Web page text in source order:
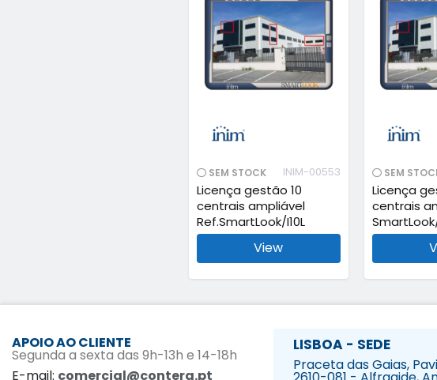
SEM STOCK INIM-00553
Licença gestão 10
centrais ampliável
Ref.SmartLook/I10L
View
SEM
Licença
centrais
APOIO AO CLIENTE
Segunda a sexta das 9h-13h e 14-18h
E-mail: comercial@contera.pt
LISBOA - SEDE
Praceta das Gaias,